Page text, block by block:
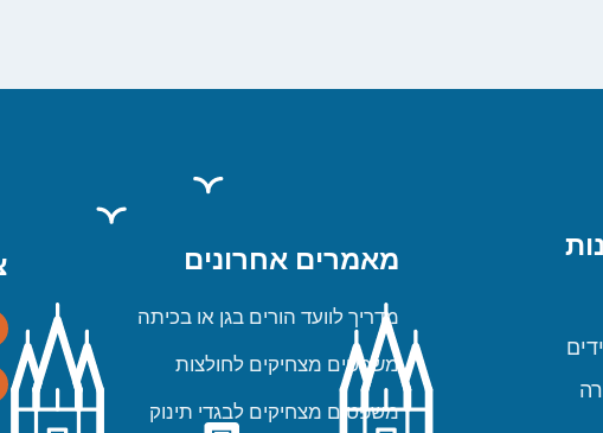
מאמרים אחרונים
מדריך לוועד הורים בגן או בכיתה
משפטים מצחיקים לחולצות
משפטים מצחיקים לבגדי תינוק